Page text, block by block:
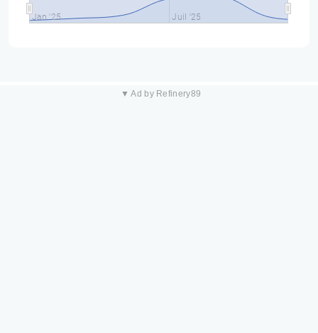
Jan '25 Juil '25
▼ Ad by Refinery89